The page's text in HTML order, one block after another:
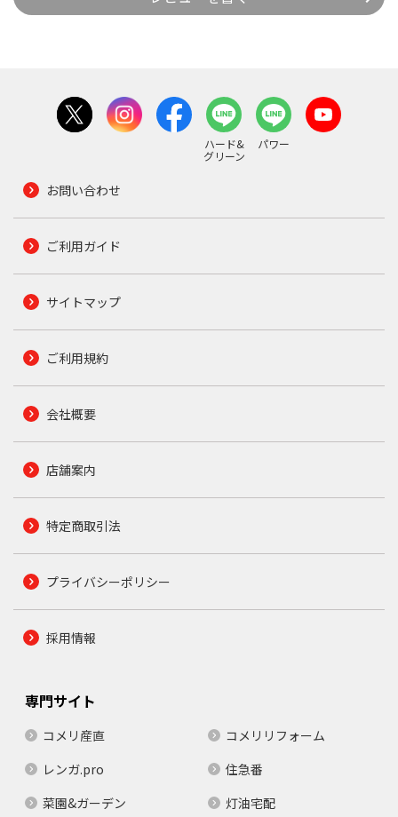
ハード&
グリーン
パワー
お問い合わせ
ご利用ガイド
サイトマップ
ご利用規約
会社概要
店舗案内
特定商取引法
プライバシーポリシー
採用情報
専門サイト
コメリ産直
コメリリフォーム
レンガ.pro
住急番
菜園&ガーデン
灯油宅配